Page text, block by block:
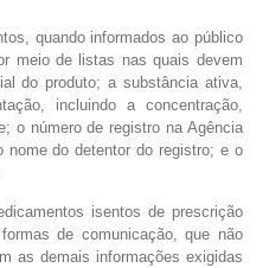
quando informados ao público
meio de listas nas quais devem
do produto; a substância ativa,
incluindo a concentração,
o número de registro na Agência
nome do detentor do registro; e o
isentos de prescrição
de comunicação, que não
as demais informações exigidas